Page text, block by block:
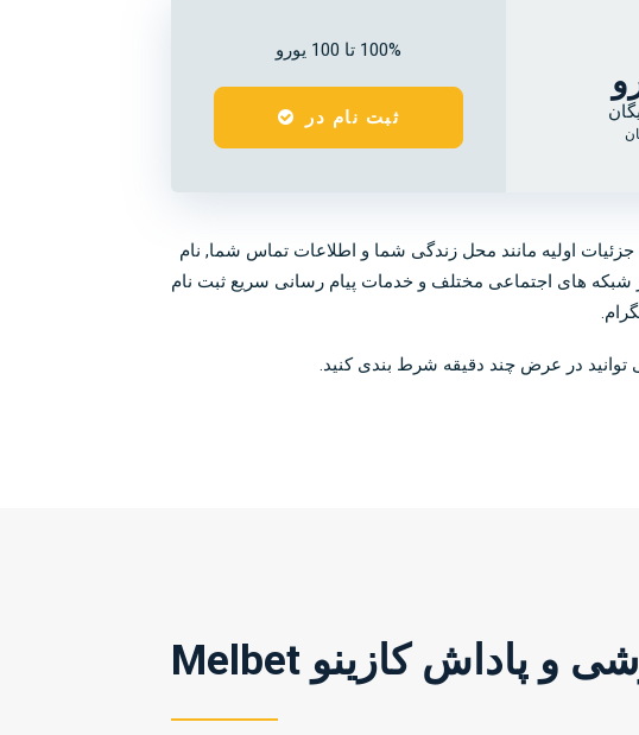
100% تا 100 یورو
ثبت نام در
جزئیات اولیه مانند محل زندگی شما و اطلاعات تماس شما, نام
شبکه های اجتماعی مختلف و خدمات پیام رسانی سریع ثبت نام
در عرض چند دقیقه شرط بندی کنید.